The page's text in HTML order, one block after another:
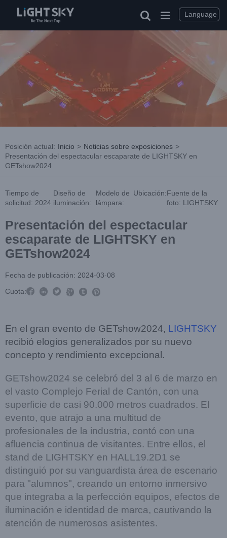
Posición actual: Inicio > Noticias sobre exposiciones >
Presentación del espectacular escaparate de LIGHTSKY en
GETshow2024
Tiempo de
solicitud: 2024
Diseño de
iluminación:
Modelo de
lámpara:
Ubicación:Fuente de la
foto: LIGHTSKY
Presentación del espectacular
escaparate de LIGHTSKY en
GETshow2024
Fecha de publicación: 2024-03-08
Cuota:     
En el gran evento de GETshow2024, LIGHTSKY
recibió elogios generalizados por su nuevo
concepto y rendimiento excepcional.
GETshow2024 se celebró del 3 al 6 de marzo en
el vasto Complejo Ferial de Cantón, con una
superficie de casi 90.000 metros cuadrados. El
evento, que atrajo a una multitud de
profesionales de la industria, contó con una
afluencia continua de visitantes. Entre ellos, el
stand de LIGHTSKY en HALL19.2D1 se
distinguió por su vanguardista área de escenario
para "alumnos", creando un entorno inmersivo
que integraba a la perfección equipos, efectos de
iluminación e identidad de marca, cautivando la
atención de numerosos asistentes.
Language